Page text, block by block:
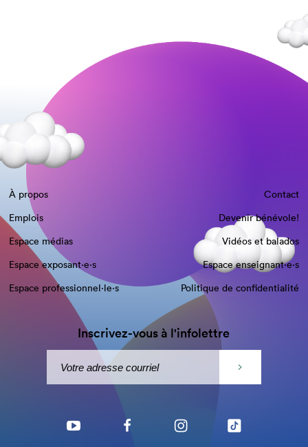
À propos
Contact
Emplois
Devenir bénévole!
Espace médias
Vidéos et balados
Espace exposant·e⋅s
Espace enseignant·e⋅s
Espace professionnel·le⋅s
Politique de confidentialité
Inscrivez-vous à l'infolettre